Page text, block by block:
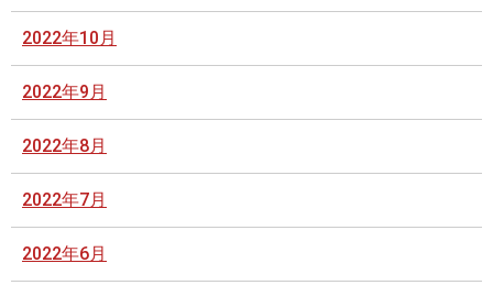
2022年10月
2022年9月
2022年8月
2022年7月
2022年6月